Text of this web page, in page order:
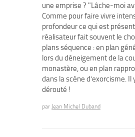
une emprise ? "Lâche-moi
Comme pour faire vivre
profondeur ce qui est
réalisateur fait souvent le
plans séquence : en plan
lors du déneigement de la
monastère, ou en plan
dans la scène d’exorcisme. Il
dérouté !
par Jean Michel Duband